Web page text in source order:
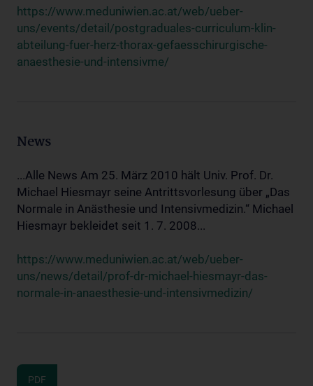
https://www.meduniwien.ac.at/web/ueber-
uns/events/detail/postgraduales-curriculum-klin-
abteilung-fuer-herz-thorax-gefaesschirurgische-
anaesthesie-und-intensivme/
News
...Alle News Am 25. März 2010 hält Univ. Prof. Dr.
Michael Hiesmayr seine Antrittsvorlesung über „Das
Normale in Anästhesie und Intensivmedizin.“ Michael
Hiesmayr bekleidet seit 1. 7. 2008...
https://www.meduniwien.ac.at/web/ueber-
uns/news/detail/prof-dr-michael-hiesmayr-das-
normale-in-anaesthesie-und-intensivmedizin/
PDF